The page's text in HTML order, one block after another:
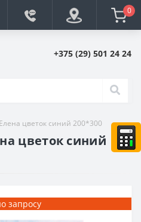
0
+375 (29) 501 24 24
цветок синий 200*300
цветок синий
запросу